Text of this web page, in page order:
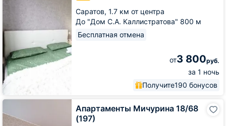
Саратов, 1.7 км от центра
До "Дом С.А. Каллистратова" 800 м
Бесплатная отмена
от3 800руб.
за 1 ночь
Получите190 бонусов
Апартаменты Мичурина 18/68
(197)
Апартаменты
Мичурина
18/68